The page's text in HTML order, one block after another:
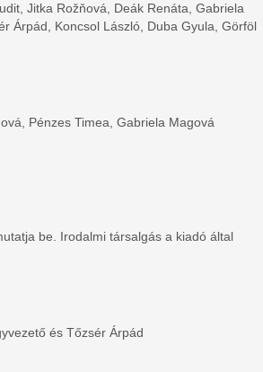
Jitka Rožňová, Deák Renáta, Gabriela
Árpád, Koncsol László, Duba Gyula, Görföl
Pénzes Timea, Gabriela Magová
be. Irodalmi társalgás a kiadó által
és Tőzsér Árpád